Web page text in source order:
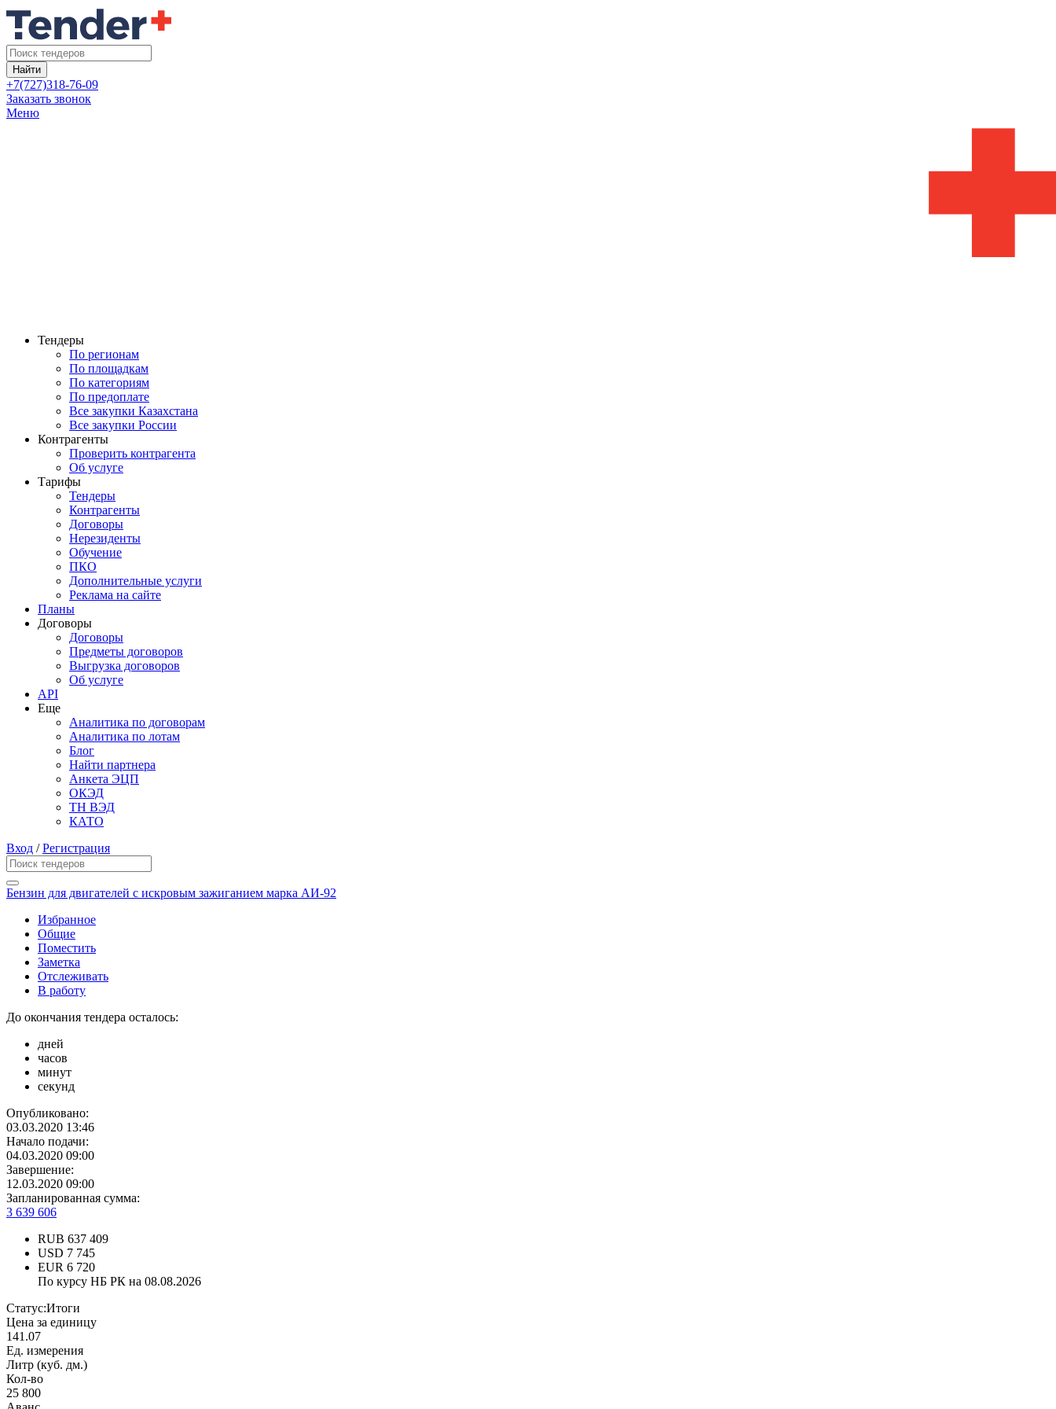
Найти
+7(727)318-76-09
Заказать звонок
Меню
Тендеры
По регионам
По площадкам
По категориям
По предоплате
Все закупки Казахстана
Все закупки России
Контрагенты
Проверить контрагента
Об услуге
Тарифы
Тендеры
Контрагенты
Договоры
Нерезиденты
Обучение
ПКО
Дополнительные услуги
Реклама на сайте
Планы
Договоры
Договоры
Предметы договоров
Выгрузка договоров
Об услуге
API
Еще
Аналитика по договорам
Аналитика по лотам
Блог
Найти партнера
Анкета ЭЦП
ОКЭД
ТН ВЭД
КАТО
Вход /Регистрация
Бензин для двигателей с искровым зажиганием марка АИ-92
Избранное
Общие
Поместить
Заметка
Отслеживать
В работу
До окончания тендера осталось:
дней
часов
минут
секунд
Опубликовано:
03.03.2020 13:46
Начало подачи:
04.03.2020 09:00
Завершение:
12.03.2020 09:00
Запланированная сумма:
3 639 606
RUB 637 409
USD 7 745
EUR 6 720
По курсу НБ РК на 08.08.2026
Статус:Итоги
Цена за единицу
141.07
Ед. измерения
Литр (куб. дм.)
Кол-во
25 800